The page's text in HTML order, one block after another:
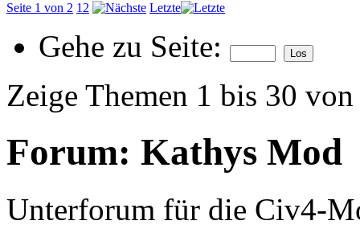
Seite 1 von 2 1 2 Letzte
Gehe zu Seite:
Zeige Themen 1 bis 30
Forum: Kathys Mod
Unterforum für die Civ4-